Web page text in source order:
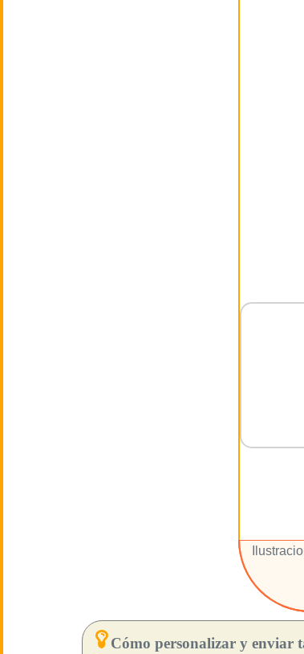
Cómo personalizar y enviar